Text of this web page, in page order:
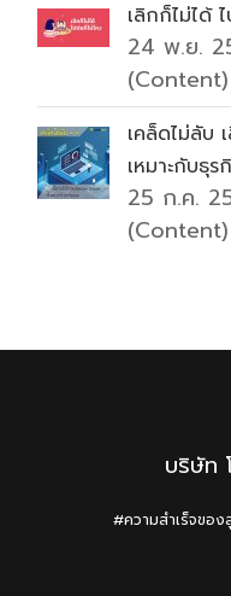
เลิกก็ไม่ได้
24 พ.ย.
(Content)
เคล็ดไม่ลับ
เหมาะกับธุ
25 ก.ค.
(Content)
บริษัท
#ความสำเร็จขอ